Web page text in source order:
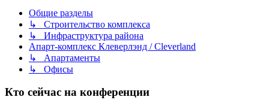
Общие разделы
↳ Строительство комплекса
↳ Инфраструктура района
Апарт-комплекс Клеверлэнд / Cleverland
↳ Апартаменты
↳ Офисы
Кто сейчас на конференции